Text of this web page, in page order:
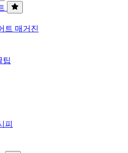
트 매거진
팁
피